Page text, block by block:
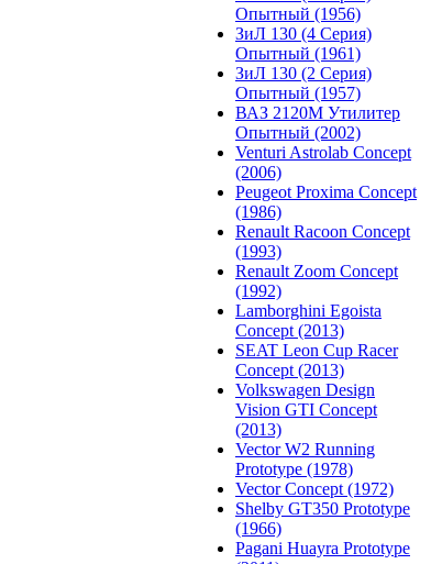
Опытный (1956)
ЗиЛ 130 (4 Серия)
Опытный (1961)
ЗиЛ 130 (2 Серия)
Опытный (1957)
ВАЗ 2120М Утилитер
Опытный (2002)
Venturi Astrolab Concept
(2006)
Peugeot Proxima Concept
(1986)
Renault Racoon Concept
(1993)
Renault Zoom Concept
(1992)
Lamborghini Egoista
Concept (2013)
SEAT Leon Cup Racer
Concept (2013)
Volkswagen Design
Vision GTI Concept
(2013)
Vector W2 Running
Prototype (1978)
Vector Concept (1972)
Shelby GT350 Prototype
(1966)
Pagani Huayra Prototype